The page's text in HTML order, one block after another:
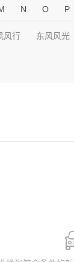
N O P
风行 东风风光